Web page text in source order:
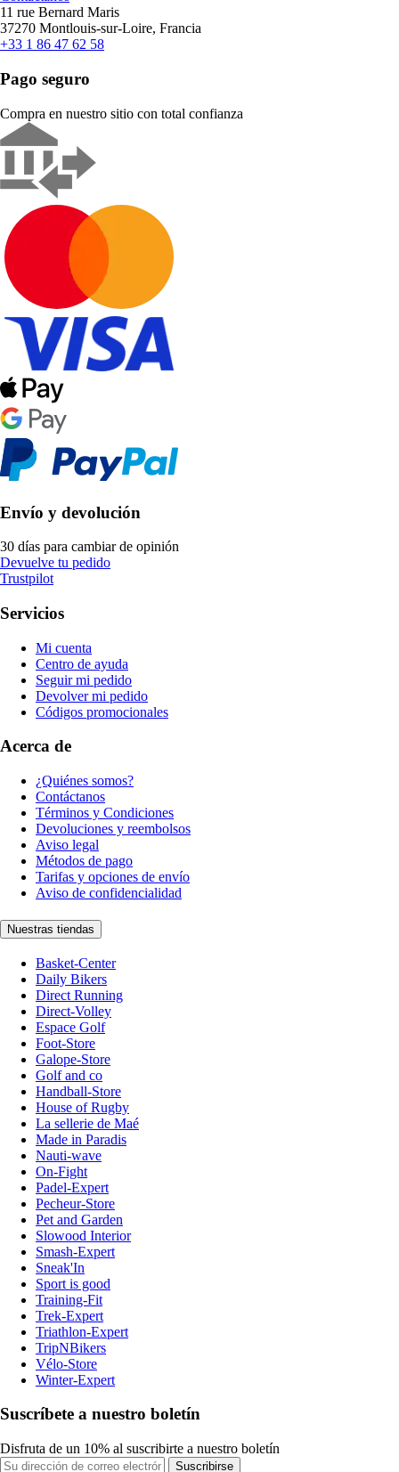
11 rue Bernard Maris
37270 Montlouis-sur-Loire, Francia
+33 1 86 47 62 58
Pago seguro
Compra en nuestro sitio con total confianza
Envío y devolución
30 días para cambiar de opinión
Devuelve tu pedido
Trustpilot
Servicios
Mi cuenta
Centro de ayuda
Seguir mi pedido
Devolver mi pedido
Códigos promocionales
Acerca de
¿Quiénes somos?
Contáctanos
Términos y Condiciones
Devoluciones y reembolsos
Aviso legal
Métodos de pago
Tarifas y opciones de envío
Aviso de confidencialidad
Nuestras tiendas
Basket-Center
Daily Bikers
Direct Running
Direct-Volley
Espace Golf
Foot-Store
Galope-Store
Golf and co
Handball-Store
House of Rugby
La sellerie de Maé
Made in Paradis
Nauti-wave
On-Fight
Padel-Expert
Pecheur-Store
Pet and Garden
Slowood Interior
Smash-Expert
Sneak'In
Sport is good
Training-Fit
Trek-Expert
Triathlon-Expert
TripNBikers
Vélo-Store
Winter-Expert
Suscríbete a nuestro boletín
Disfruta de un 10% al suscribirte a nuestro boletín
Suscribirse